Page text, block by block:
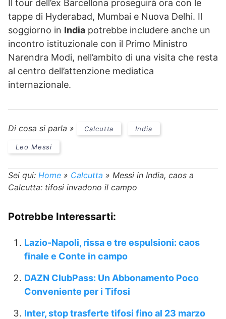
Il tour dell’ex Barcellona proseguirà ora con le
tappe di Hyderabad, Mumbai e Nuova Delhi. Il
soggiorno in India potrebbe includere anche un
incontro istituzionale con il Primo Ministro
Narendra Modi, nell’ambito di una visita che resta
al centro dell’attenzione mediatica
internazionale.
Di cosa si parla » Calcutta India
Leo Messi
Sei qui: Home » Calcutta » Messi in India, caos a
Calcutta: tifosi invadono il campo
Potrebbe Interessarti:
Lazio-Napoli, rissa e tre espulsioni: caos
finale e Conte in campo
DAZN ClubPass: Un Abbonamento Poco
Conveniente per i Tifosi
Inter, stop trasferte tifosi fino al 23 marzo